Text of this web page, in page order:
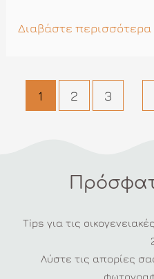
Γάμος
Video
Διαβάστε περισσότερα
Πλοήγηση
άρθρων
1 2 3
Tips για τις
Λύστε τις απορίες